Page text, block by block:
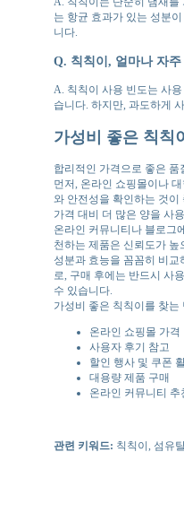
는 항균 효과가 있는 성분
니다.
Q. 칙칙이, 얼마나 자
A. 칙칙이 사용 빈도는 사
습니다. 하지만, 과도하게
가성비 좋은 칙칙
합리적인 가격으로 좋은
먼저, 온라인 쇼핑몰이나
와 안전성을 확인하는 것
가격 대비 더 많은 양을 사
온라인 커뮤니티나 블로그
천하는 제품은 신뢰도가
성분과 효능을 꼼꼼히 비
로, 구매 후에는 반드시 사
수 있습니다.
가성비 좋은 칙칙이를 찾는
온라인 쇼핑몰 가격
사용자 후기 참고
할인 행사 및 쿠폰
대용량 제품 구매
온라인 커뮤니티 추
관련 키워드: 칙칙이, 섬유